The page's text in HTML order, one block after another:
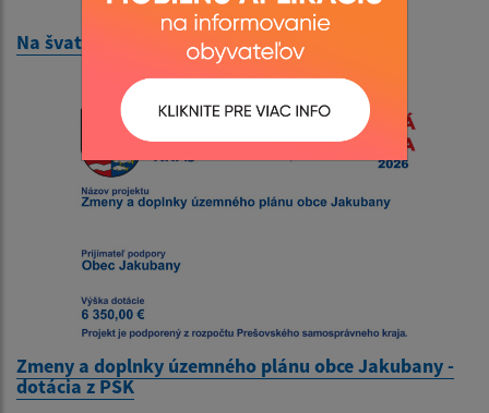
Na švatoho Jána 2026 - dotácia z PSK
Zmeny a doplnky územného plánu obce Jakubany -
dotácia z PSK